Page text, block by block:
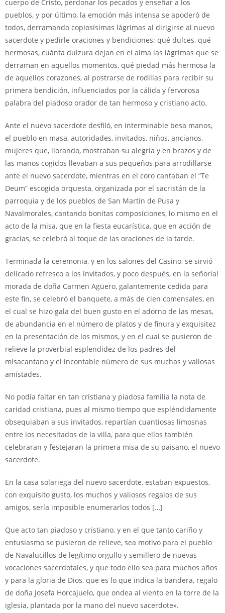
cuerpo de Cristo, perdonar los pecados y enseñar a los
pueblos, y por último, la emoción más intensa se apoderó de
todos, derramando copiosísimas lágrimas al dirigirse al nuevo
sacerdote y pedirle oraciones y bendiciones; qué dulces, qué
hermosas, cuánta dulzura dejan en el alma las lágrimas que se
derraman en aquellos momentos, qué piedad más hermosa la
de aquellos corazones, al postrarse de rodillas para recibir su
primera bendición, influenciados por la cálida y fervorosa
palabra del piadoso orador de tan hermoso y cristiano acto.
Ante el nuevo sacerdote desfiló, en interminable besa manos,
el pueblo en masa, autoridades, invitados, niños, ancianos,
mujeres que, llorando, mostraban su alegría y en brazos y de
las manos cogidos llevaban a sus pequeños para arrodillarse
ante el nuevo sacerdote, mientras en el coro cantaban el “Te
Deum” escogida orquesta, organizada por el sacristán de la
parroquia y de los pueblos de San Martín de Pusa y
Navalmorales, cantando bonitas composiciones, lo mismo en el
acto de la misa, que en la fiesta eucarística, que en acción de
gracias, se celebró al toque de las oraciones de la tarde.
Terminada la ceremonia, y en los salones del Casino, se sirvió
delicado refresco a los invitados, y poco después, en la señorial
morada de doña Carmen Agüero, galantemente cedida para
este fin, se celebró el banquete, a más de cien comensales, en
el cual se hizo gala del buen gusto en el adorno de las mesas,
de abundancia en el número de platos y de finura y exquisitez
en la presentación de los mismos, y en el cual se pusieron de
relieve la proverbial esplendidez de los padres del
misacantano y el incontable número de sus muchas y valiosas
amistades.
No podía faltar en tan cristiana y piadosa familia la nota de
caridad cristiana, pues al mismo tiempo que espléndidamente
obsequiaban a sus invitados, repartían cuantiosas limosnas
entre los necesitados de la villa, para que ellos también
celebraran y festejaran la primera misa de su paisano, el nuevo
sacerdote.
En la casa solariega del nuevo sacerdote, estaban expuestos,
con exquisito gusto, los muchos y valiosos regalos de sus
amigos, sería imposible enumerarlos todos […]
Que acto tan piadoso y cristiano, y en el que tanto cariño y
entusiasmo se pusieron de relieve, sea motivo para el pueblo
de Navalucillos de legítimo orgullo y semillero de nuevas
vocaciones sacerdotales, y que todo ello sea para muchos años
y para la gloria de Dios, que es lo que indica la bandera, regalo
de doña Josefa Horcajuelo, que ondea al viento en la torre de la
iglesia, plantada por la mano del nuevo sacerdote».